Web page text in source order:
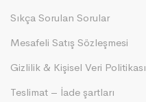
Sıkça Sorulan Sorular
Mesafeli Satış Sözleşmesi
Gizlilik & Kişisel Veri Politikası
Teslimat – İade şartları